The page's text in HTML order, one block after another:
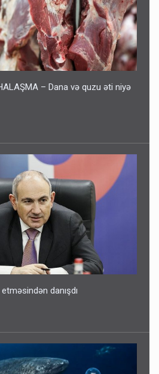
– Dana və quzu əti niyə
danışdı